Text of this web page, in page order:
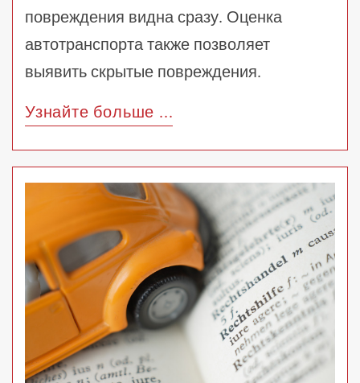
повреждения видна сразу. Оценка
автотранспорта также позволяет
выявить скрытые повреждения.
Узнайте больше ...